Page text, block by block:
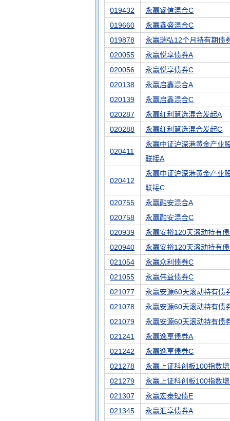
019432
永赢睿信混合C
019660
永赢鑫盛混合C
019878
永赢瑞弘12个月持有期债
020055
永赢悦享债券A
020056
永赢悦享债券C
020138
永赢启鑫混合A
020139
永赢启鑫混合C
020287
永赢红利慧选混合发起A
020288
永赢红利慧选混合发起C
020411
永赢中证沪深港黄金产业
联接A
020412
永赢中证沪深港黄金产业
联接C
020755
永赢融安混合A
020758
永赢融安混合C
020939
永赢安裕120天滚动持有
020940
永赢安裕120天滚动持有
021054
永赢众利债券C
021055
永赢伟益债券C
021077
永赢安源60天滚动持有债
021078
永赢安源60天滚动持有债
021079
永赢安源60天滚动持有债
021241
永赢逸享债券A
021242
永赢逸享债券C
021278
永赢上证科创板100指数
021279
永赢上证科创板100指数
021307
永赢宏泰短债E
021345
永赢汇享债券A